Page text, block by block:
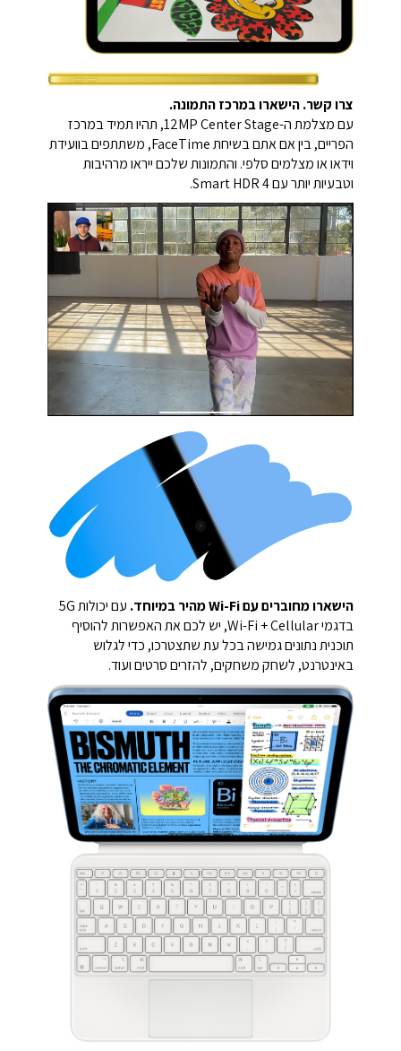
צרו קשר. הישארו במרכז התמונה.
עם מצלמת ה-12MP Center Stage, תהיו תמיד במרכז
הפריים, בין אם אתם בשיחת FaceTime, משתתפים בוועידת
וידאו או מצלמים סלפי. והתמונות שלכם ייראו מרהיבות
וטבעיות יותר עם Smart HDR 4.
הישארו מחוברים עם Wi-Fi מהיר במיוחד.
עם יכולות 5G
בדגמי Wi-Fi + Cellular, יש לכם את האפשרות להוסיף
תוכנית נתונים גמישה בכל עת שתצטרכו, כדי לגלוש
באינטרנט, לשחק משחקים, להזרים סרטים ועוד.